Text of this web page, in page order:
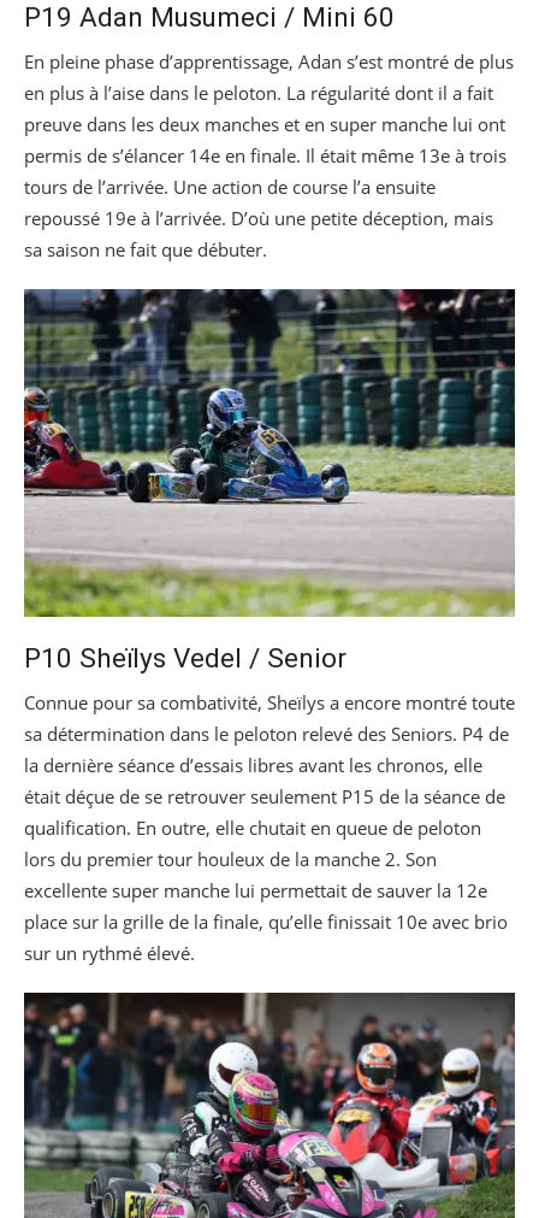
P19 Adan Musumeci / Mini 60
En pleine phase d’apprentissage, Adan s’est montré de plus
en plus à l’aise dans le peloton. La régularité dont il a fait
preuve dans les deux manches et en super manche lui ont
permis de s’élancer 14e en finale. Il était même 13e à trois
tours de l’arrivée. Une action de course l’a ensuite
repoussé 19e à l’arrivée. D’où une petite déception, mais
sa saison ne fait que débuter.
P10 Sheïlys Vedel / Senior
Connue pour sa combativité, Sheïlys a encore montré toute
sa détermination dans le peloton relevé des Seniors. P4 de
la dernière séance d’essais libres avant les chronos, elle
était déçue de se retrouver seulement P15 de la séance de
qualification. En outre, elle chutait en queue de peloton
lors du premier tour houleux de la manche 2. Son
excellente super manche lui permettait de sauver la 12e
place sur la grille de la finale, qu’elle finissait 10e avec brio
sur un rythmé élevé.